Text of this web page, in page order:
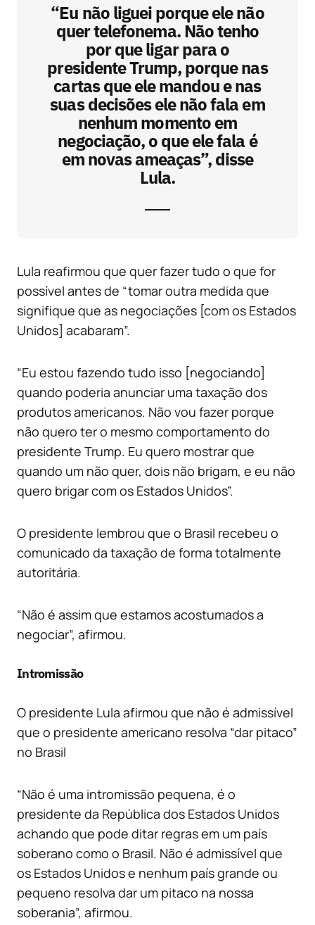
“Eu não liguei porque ele não
quer telefonema. Não tenho
por que ligar para o
presidente Trump, porque nas
cartas que ele mandou e nas
suas decisões ele não fala em
nenhum momento em
negociação, o que ele fala é
em novas ameaças”, disse
Lula.
Lula reafirmou que quer fazer tudo o que for
possível antes de “tomar outra medida que
signifique que as negociações [com os Estados
Unidos] acabaram”.
“Eu estou fazendo tudo isso [negociando]
quando poderia anunciar uma taxação dos
produtos americanos. Não vou fazer porque
não quero ter o mesmo comportamento do
presidente Trump. Eu quero mostrar que
quando um não quer, dois não brigam, e eu não
quero brigar com os Estados Unidos”.
O presidente lembrou que o Brasil recebeu o
comunicado da taxação de forma totalmente
autoritária.
“Não é assim que estamos acostumados a
negociar”, afirmou.
Intromissão
O presidente Lula afirmou que não é admissível
que o presidente americano resolva “dar pitaco”
no Brasil
“Não é uma intromissão pequena, é o
presidente da República dos Estados Unidos
achando que pode ditar regras em um país
soberano como o Brasil. Não é admissível que
os Estados Unidos e nenhum país grande ou
pequeno resolva dar um pitaco na nossa
soberania”, afirmou.